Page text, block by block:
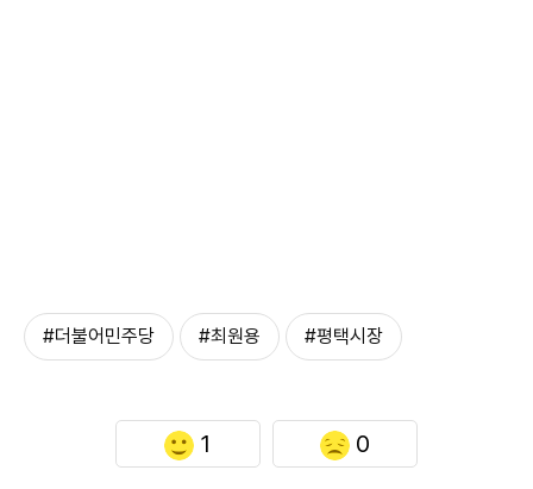
#더불어민주당 #최원용 #평택시장
1 0